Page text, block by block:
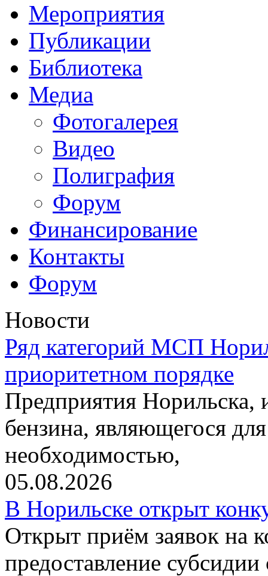
Мероприятия
Публикации
Библиотека
Медиа
Фотогалерея
Видео
Полиграфия
Форум
Финансирование
Контакты
Форум
Новости
Ряд категорий МСП
приоритетном порядке
Предприятия
бензина, являющегося
необходимостью,
05.08.2026
В Норильске открыт
Открыт приём заявок на
предоставление